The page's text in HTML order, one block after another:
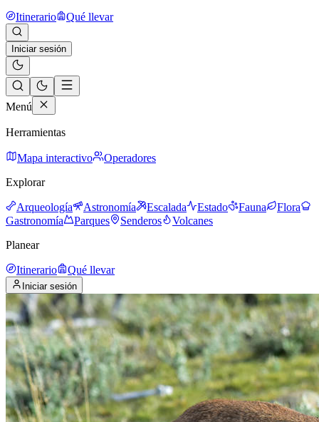
Itinerario
Qué llevar
Iniciar sesión
Menú
Herramientas
Mapa interactivo
Operadores
Explorar
Arqueología Astronomía Escalada Estado Fauna
Flora
Gastronomía
Parques Senderos
Volcanes
Planear
Itinerario Qué llevar
Iniciar sesión